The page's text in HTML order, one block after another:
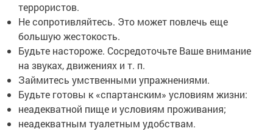
террористов.
Не сопротивляйтесь. Это может повлечь еще
большую жестокость.
Будьте настороже. Сосредоточьте Ваше внимание
на звуках, движениях и т. п.
Займитесь умственными упражнениями.
Будьте готовы к «спартанским» условиям жизни:
неадекватной пище и условиям проживания;
неадекватным туалетным удобствам.